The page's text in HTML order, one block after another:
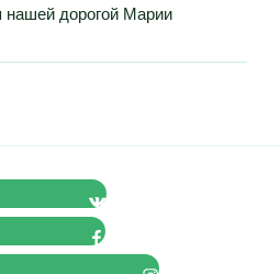
нашей дорогой Марии
Добровольцы